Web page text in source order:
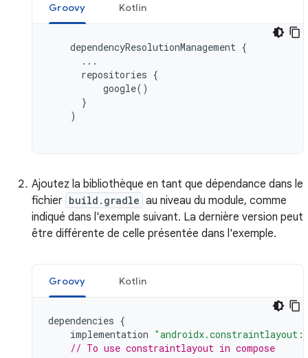
Groovy Kotlin
dependencyResolutionManagement {
...
repositories {
google()
}
)
Ajoutez la bibliothèque en tant que dépendance dans le
fichier build.gradle au niveau du module, comme
indiqué dans l'exemple suivant. La dernière version peut
être différente de celle présentée dans l'exemple.
Groovy Kotlin
dependencies {
implementation
// To use constraintlayout in compose